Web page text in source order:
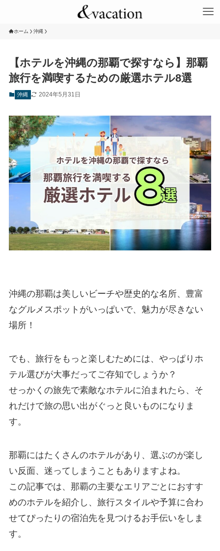
ホーム 沖縄
【ホテルを沖縄の那覇で探すなら】那覇
旅行を満喫するための厳選ホテル8選
沖縄 2024年5月31日
沖縄の那覇は美しいビーチや歴史的な名所、豊富
なグルメスポットがいっぱいで、魅力が尽きない
場所！
でも、旅行をもっと楽しむためには、やっぱりホ
テル選びが大事だってご存知でしょうか？
せっかくの旅先で素敵なホテルに泊まれたら、そ
れだけで旅の思い出がぐっと良いものになりま
す。
那覇にはたくさんのホテルがあり、選ぶのが楽し
い反面、迷ってしまうこともありますよね。
この記事では、那覇の主要なエリアごとにおすす
めのホテルを紹介し、旅行スタイルや予算に合わ
せてぴったりの宿泊先を見つけるお手伝いをしま
す。